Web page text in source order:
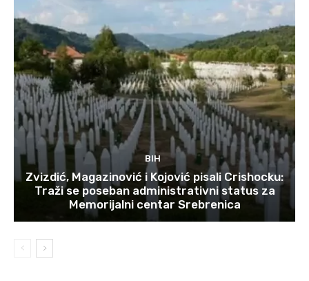
BIH
Zvizdić, Magazinović i Kojović pisali Crishocku:
Traži se poseban administrativni status za
Memorijalni centar Srebrenica